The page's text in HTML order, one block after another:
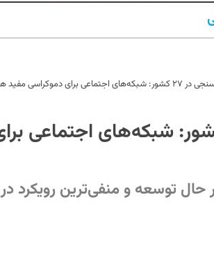
اجتماعی برای دموکراسی مفید هستند
در ۲۷ کشور: شبکه‌‌های
توسعه و منفی‌ترین رویکرد در